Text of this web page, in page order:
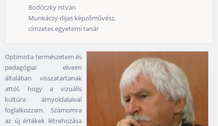
Bodóczky István
Munkácsy-díjas képzőművész,
címzetes egyetemi tanár
Optimista természetem és
pedagógiai elveim
általában visszatartanak
attól, hogy a vizuális
kultúra árnyoldalaival
foglalkozzam. Számomra
az új értékek létrehozása